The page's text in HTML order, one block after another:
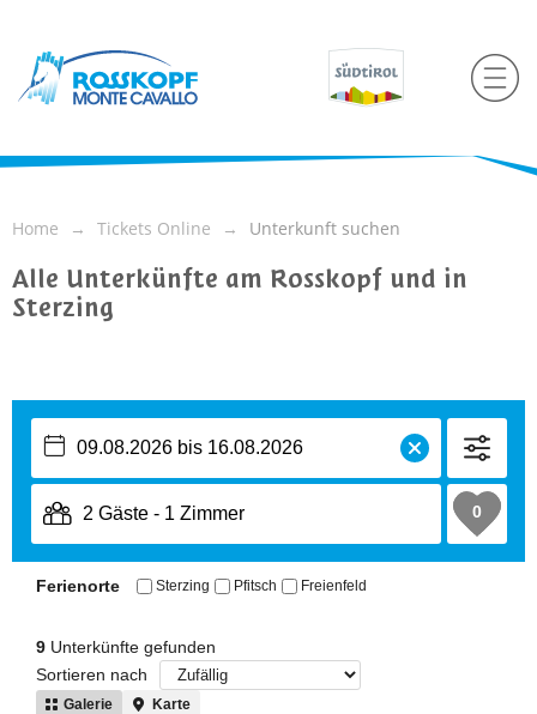
Home Tickets Online Unterkunft suchen
Alle Unterkünfte am Rosskopf und in
Sterzing